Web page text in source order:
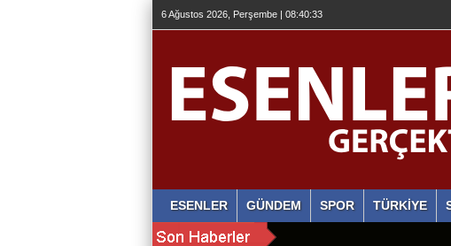
6 Ağustos 2026, Perşembe | 08:40:33
ESENLER GÜNDEM SPOR TÜRKİYE